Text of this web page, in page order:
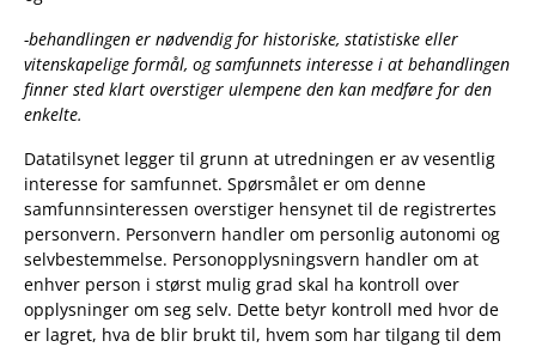
-behandlingen er nødvendig for historiske, statistiske eller
vitenskapelige formål, og samfunnets interesse i at behandlingen
finner sted klart overstiger ulempene den kan medføre for den
enkelte.
Datatilsynet legger til grunn at utredningen er av vesentlig
interesse for samfunnet. Spørsmålet er om denne
samfunnsinteressen overstiger hensynet til de registrertes
personvern. Personvern handler om personlig autonomi og
selvbestemmelse. Personopplysningsvern handler om at
enhver person i størst mulig grad skal ha kontroll over
opplysninger om seg selv. Dette betyr kontroll med hvor de
er lagret, hva de blir brukt til, hvem som har tilgang til dem